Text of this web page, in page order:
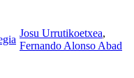
Josu Urrutikoetxea,
Fernando Alonso Abad